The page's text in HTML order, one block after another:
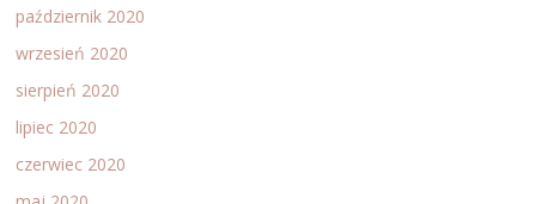
październik 2020
wrzesień 2020
sierpień 2020
lipiec 2020
czerwiec 2020